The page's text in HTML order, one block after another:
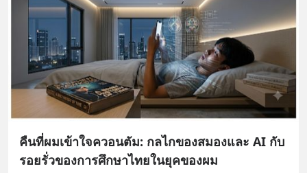
คืนที่ผมเข้าใจควอนตัม: กลไกของสมองและ AI กับ
รอยรั่วของการศึกษาไทยในยุคของผม